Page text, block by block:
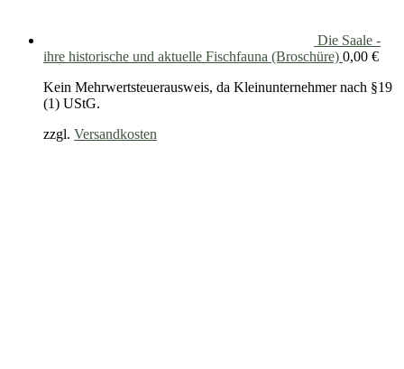
Die Saale -
ihre historische und aktuelle Fischfauna (Broschüre) 0,00 €
Kein Mehrwertsteuerausweis, da Kleinunternehmer nach §19
(1) UStG.
zzgl. Versandkosten